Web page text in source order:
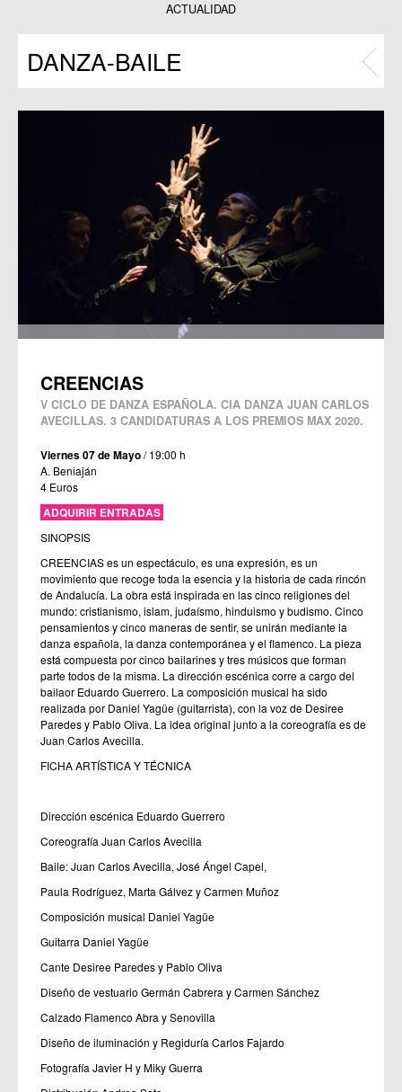
Programas
ACTUALIDAD
DANZA-BAILE
CREENCIAS
V CICLO DE DANZA ESPAÑOLA. CIA DANZA JUAN CARLOS
AVECILLAS. 3 CANDIDATURAS A LOS PREMIOS MAX 2020.
Viernes 07 de Mayo/ 19:00 h
A. Beniaján
4 Euros
ADQUIRIR ENTRADAS
SINOPSIS
CREENCIAS es un espectáculo, es una expresión, es un
movimiento que recoge toda la esencia y la historia de cada rincón
de Andalucía. La obra está inspirada en las cinco religiones del
mundo: cristianismo, islam, judaísmo, hinduismo y budismo. Cinco
pensamientos y cinco maneras de sentir, se unirán mediante la
danza española, la danza contemporánea y el flamenco. La pieza
está compuesta por cinco bailarines y tres músicos que forman
parte todos de la misma. La dirección escénica corre a cargo del
bailaor Eduardo Guerrero. La composición musical ha sido
realizada por Daniel Yagüe (guitarrista), con la voz de Desiree
Paredes y Pablo Oliva. La idea original junto a la coreografía es de
Juan Carlos Avecilla.
FICHA ARTÍSTICA Y TÉCNICA
Dirección escénica Eduardo Guerrero
Coreografía Juan Carlos Avecilla
Baile: Juan Carlos Avecilla, José Ángel Capel,
Paula Rodríguez, Marta Gálvez y Carmen Muñoz
Composición musical Daniel Yagüe
Guitarra Daniel Yagüe
Cante Desiree Paredes y Pablo Oliva
Diseño de vestuario Germán Cabrera y Carmen Sánchez
Calzado Flamenco Abra y Senovilla
Diseño de iluminación y Regiduría Carlos Fajardo
Fotografía Javier H y Miky Guerra